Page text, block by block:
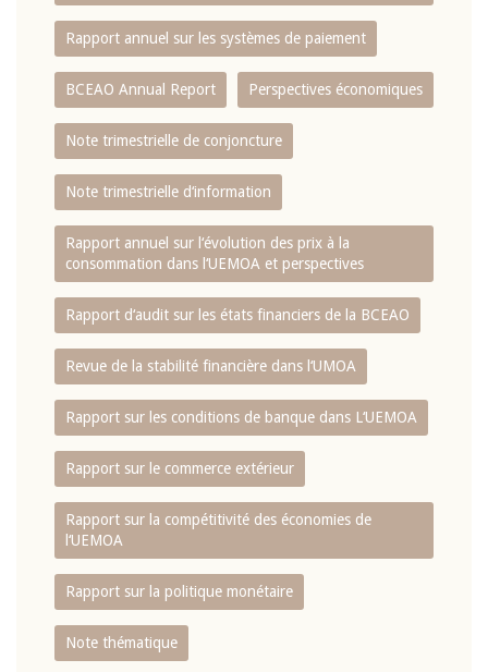
Rapport annuel sur les systèmes de paiement
BCEAO Annual Report Perspectives économiques
Note trimestrielle de conjoncture
Note trimestrielle d‘information
Rapport annuel sur l‘évolution des prix à la
consommation dans l‘UEMOA et perspectives
Rapport d‘audit sur les états financiers de la BCEAO
Revue de la stabilité financière dans l‘UMOA
Rapport sur les conditions de banque dans L‘UEMOA
Rapport sur le commerce extérieur
Rapport sur la compétitivité des économies de
l‘UEMOA
Rapport sur la politique monétaire
Note thématique